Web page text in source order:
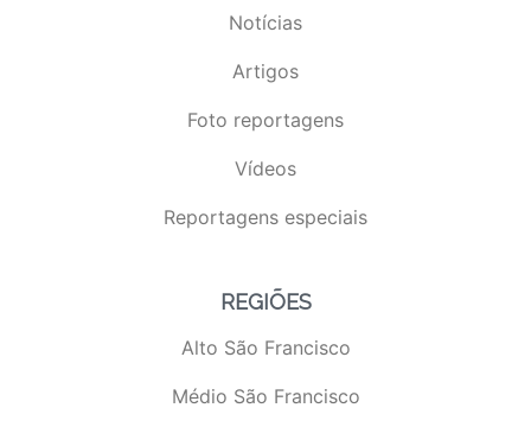
Notícias
Artigos
Foto reportagens
Vídeos
Reportagens especiais
REGIÕES
Alto São Francisco
Médio São Francisco